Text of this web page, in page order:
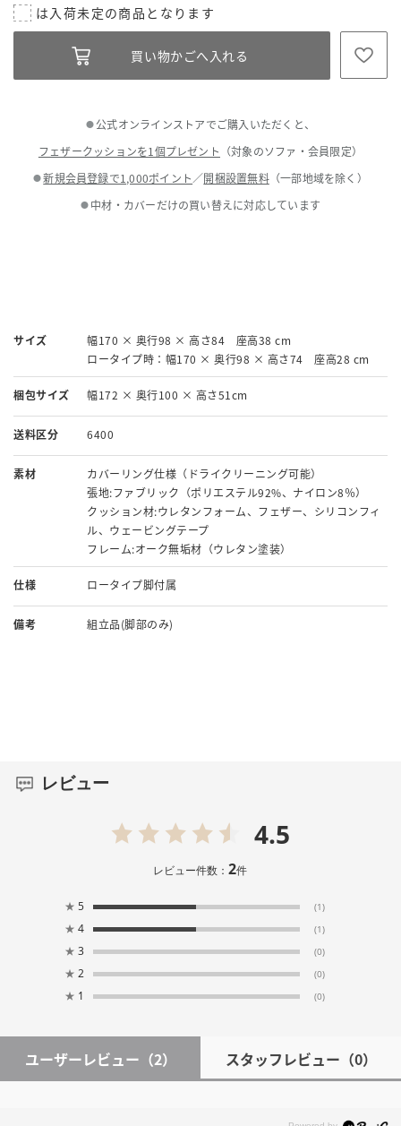
● 公式オンラインストアでご購入いただくと、
フェザークッションを1個プレゼント （対象のソファ・会員限定）
●新規会員登録で1,000ポイント／開梱設置無料（一部地域を除く）
● 中材・カバーだけの買い替えに対応しています
サイズ
幅170 × 奥行98 × 高さ84 座高38 cm
ロータイプ時：幅170 × 奥行98 × 高さ74 座高28 cm
梱包サイズ 幅172 × 奥行100 × 高さ51cm
送料区分 6400
素材
カバーリング仕様（ドライクリーニング可能）
張地:ファブリック（ポリエステル92%、ナイロン8％）
クッション材:ウレタンフォーム、フェザー、シリコンフィ
ル、ウェービングテープ
フレーム:オーク無垢材（ウレタン塗装）
仕様 ロータイプ脚付属
備考 組立品(脚部のみ)
レビュー
4.5
レビュー件数：2件
★ 5 (1)
★ 4 (1)
★ 3 (0)
★ 2 (0)
★ 1 (0)
ユーザーレビュー （2） スタッフレビュー （0）